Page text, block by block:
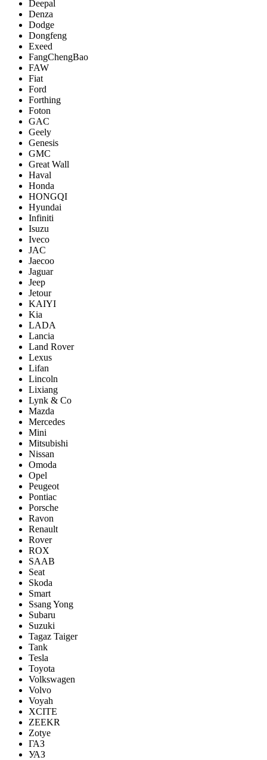
Deepal
Denza
Dodge
Dongfeng
Exeed
FangChengBao
FAW
Fiat
Ford
Forthing
Foton
GAC
Geely
Genesis
GMC
Great Wall
Haval
Honda
HONGQI
Hyundai
Infiniti
Isuzu
Iveco
JAC
Jaecoo
Jaguar
Jeep
Jetour
KAIYI
Kia
LADA
Lancia
Land Rover
Lexus
Lifan
Lincoln
Lixiang
Lynk & Co
Mazda
Mercedes
Mini
Mitsubishi
Nissan
Omoda
Opel
Peugeot
Pontiac
Porsсhe
Ravon
Renault
Rover
ROX
SAAB
Seat
Skoda
Smart
Ssang Yong
Subaru
Suzuki
Tagaz Taiger
Tank
Tesla
Toyota
Volkswagen
Volvo
Voyah
XCITE
ZEEKR
Zotye
ГАЗ
УАЗ